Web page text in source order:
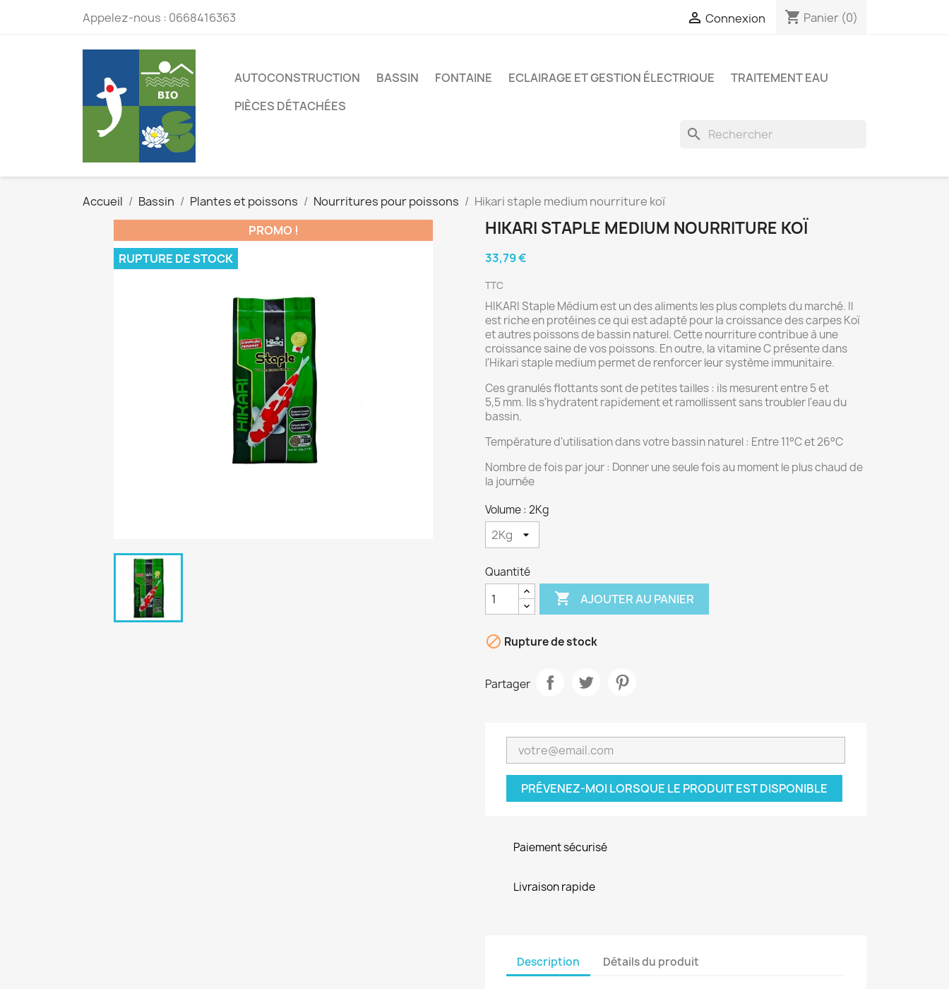
Appelez-nous : 0668416363  Connexion shopping_cart Panier (0)
AUTOCONSTRUCTION BASSIN FONTAINE ECLAIRAGE ET GESTION ÉLECTRIQUE
TRAITEMENT EAU
PIÈCES DÉTACHÉES
search
Accueil Bassin Plantes et poissons Nourritures pour poissons
Hikari staple medium nourriture koï
PROMO !
RUPTURE DE STOCK
HIKARI STAPLE MEDIUM NOURRITURE KOÏ
33,79 €
TTC
HIKARI Staple Médium est un des aliments les plus complets du marché. Il
est riche en protéines ce qui est adapté pour la croissance des carpes Koï
et autres poissons de bassin naturel. Cette nourriture contribue à une
croissance saine de vos poissons. En outre, la vitamine C présente dans
l'Hikari staple medium permet de renforcer leur système immunitaire.
Ces granulés flottants sont de petites tailles : ils mesurent entre 5 et
5,5 mm. Ils s'hydratent rapidement et ramollissent sans troubler l'eau du
bassin.
Température d'utilisation dans votre bassin naturel : Entre 11°C et 26°C
Nombre de fois par jour : Donner une seule fois au moment le plus chaud de
la journée
Volume : 2Kg
Quantité
 AJOUTER AU PANIER
 Rupture de stock
Partager
PRÉVENEZ-MOI LORSQUE LE PRODUIT EST DISPONIBLE
Paiement sécurisé
Livraison rapide
Description Détails du produit